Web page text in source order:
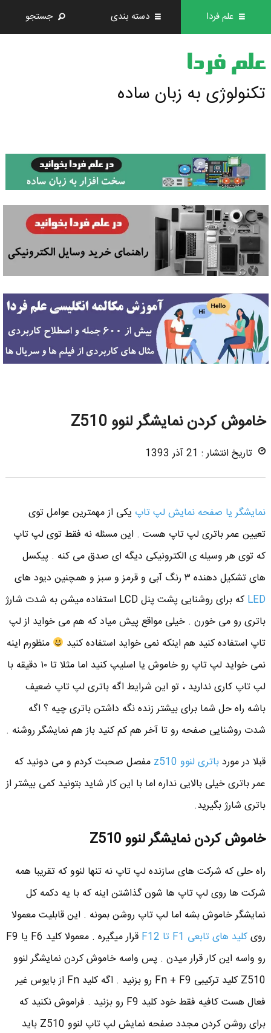
علم فردا دسته بندی جستجو
علم فردا
تکنولوژی به زبان ساده
خاموش کردن نمایشگر لنوو Z510
تاریخ انتشار : 21 آذر 1393
نمایشگر یا صفحه نمایش لپ تاپ یکی از مهمترین عوامل توی
تعیین عمر باتری لپ تاپ هست . این مسئله نه فقط توی لپ تاپ
که توی هر وسیله ی الکترونیکی دیگه ای صدق می کنه . پیکسل
های تشکیل دهنده ۳ رنگ آبی و قرمز و سبز و همچنین دیود های
LED
که برای روشنایی پشت پنل LCD استفاده میشن به شدت شارژ
باتری رو می خورن . خیلی مواقع پیش میاد که هم می خواید از لپ
تاپ استفاده کنید هم اینکه نمی خواید استفاده کنید
منظورم اینه
نمی خواید لپ تاپ رو خاموش یا اسلیپ کنید اما مثلا تا ۱۰ دقیقه با
لپ تاپ کاری ندارید ، تو این شرایط اگه باتری لپ تاپ ضعیف
باشه راه حل شما برای بیشتر زنده نگه داشتن باتری چیه ؟ اگه
شدت روشنایی صفحه رو تا آخر هم کم کنید باز هم نمایشگر روشنه .
قبلا در موردباتری لنوو z510
مفصل صحبت کردم و می دونید که
عمر باتری خیلی بالایی نداره اما با این کار شاید بتونید کمی بیشتر از
باتری شارژ بگیرید.
خاموش کردن نمایشگر لنوو Z510
راه حلی که شرکت های سازنده لپ تاپ نه تنها لنوو که تقریبا همه
شرکت ها روی لپ تاپ ها شون گذاشتن اینه که با یه دکمه کل
نمایشگر خاموش بشه اما لپ تاپ روشن بمونه . این قابلیت معمولا
رویکلید های تابعی F1 تا F12
قرار میگیره . معمولا کلید F6 یا F9
رو واسه این کار قرار میدن . پس واسه خاموش کردن نمایشگر لنوو
Z510 کلید ترکیبی Fn + F9 رو بزنید . اگه کلید Fn از بایوس غیر
فعال هست کافیه فقط خود کلید F9 رو بزنید . فراموش نکنید که
برای روشن کردن مجدد صفحه نمایش لپ تاپ لنوو Z510 باید